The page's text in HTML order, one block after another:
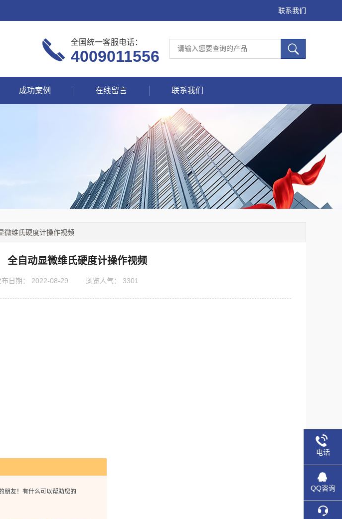
朋友！有什么可以帮助您的
联系我们
全国统一客服电话：
4009011556
成功案例 在线留言 联系我们
微维氏硬度计操作视频
全自动显微维氏硬度计操作视频
布日期： 2022-08-29 浏览人气： 3301
电话
QQ咨询